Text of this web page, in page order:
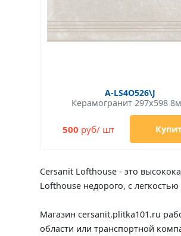
A-LS4O526\J
Керамогранит 297x598
500 руб/ шт
Cersanit Lofthouse - это
Lofthouse недорого, с
Магазин cersanit.plitka101.ru
области или транспортной